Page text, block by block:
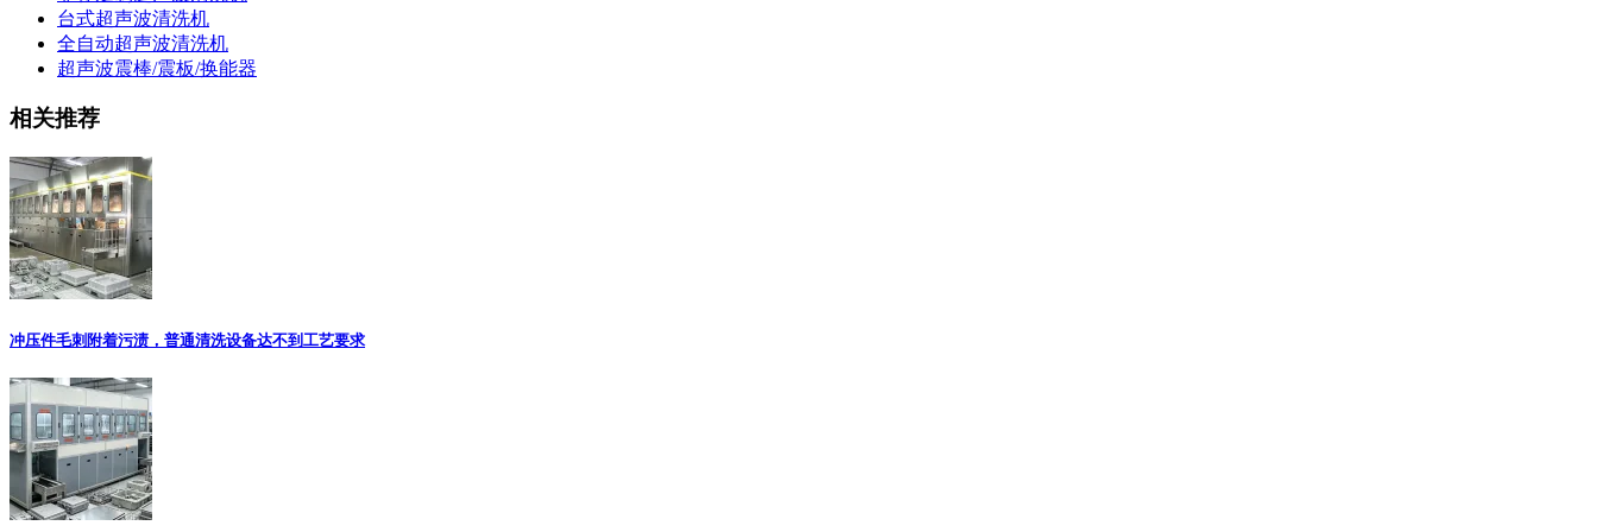
台式超声波清洗机
全自动超声波清洗机
超声波震棒/震板/换能器
相关推荐
冲压件毛刺附着污渍，普通清洗设备达不到工艺要求